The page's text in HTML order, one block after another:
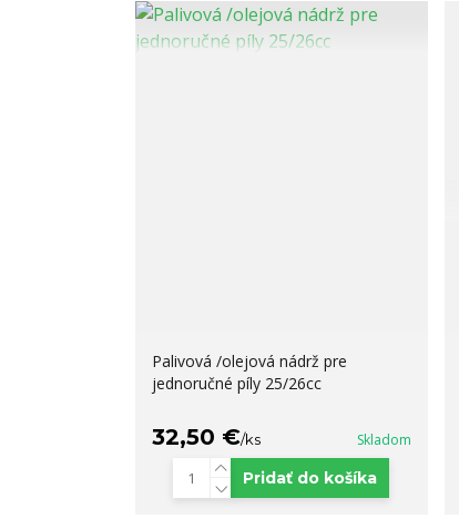
Palivová /olejová nádrž pre
jednoručné píly 25/26cc
32,50 €/ks Skladom
Pridať do košíka